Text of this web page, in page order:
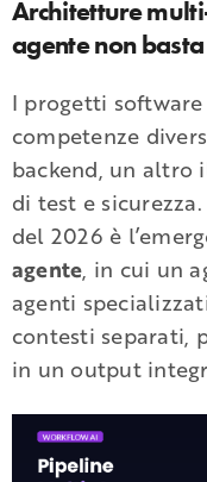
Architetture
agente non basta
I progetti
competenze
backend, un altro
di test e
del 2026 è
agente, in cui un
agenti
contesti separati,
in un output